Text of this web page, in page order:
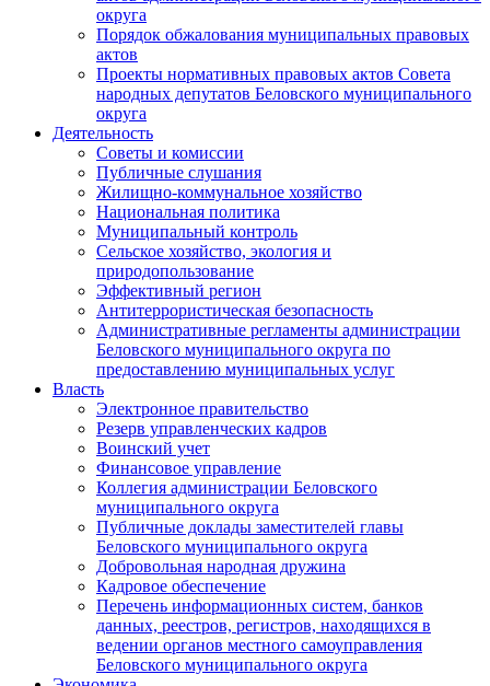
округа
Порядок обжалования муниципальных правовых
актов
Проекты нормативных правовых актов Совета
народных депутатов Беловского муниципального
округа
Деятельность
Советы и комиссии
Публичные слушания
Жилищно-коммунальное хозяйство
Национальная политика
Муниципальный контроль
Сельское хозяйство, экология и
природопользование
Эффективный регион
Антитеррористическая безопасность
Административные регламенты администрации
Беловского муниципального округа по
предоставлению муниципальных услуг
Власть
Электронное правительство
Резерв управленческих кадров
Воинский учет
Финансовое управление
Коллегия администрации Беловского
муниципального округа
Публичные доклады заместителей главы
Беловского муниципального округа
Добровольная народная дружина
Кадровое обеспечение
Перечень информационных систем, банков
данных, реестров, регистров, находящихся в
ведении органов местного самоуправления
Беловского муниципального округа